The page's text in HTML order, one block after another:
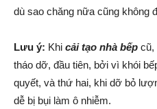
dù sao chăng nữa cũng không
Lưu ý: Khi cải tạo nhà bếp cũ,
tháo dỡ, đầu tiên, bởi vì khói
quyết, và thứ hai, khi dỡ bỏ
dễ bị bụi làm ô nhiễm.